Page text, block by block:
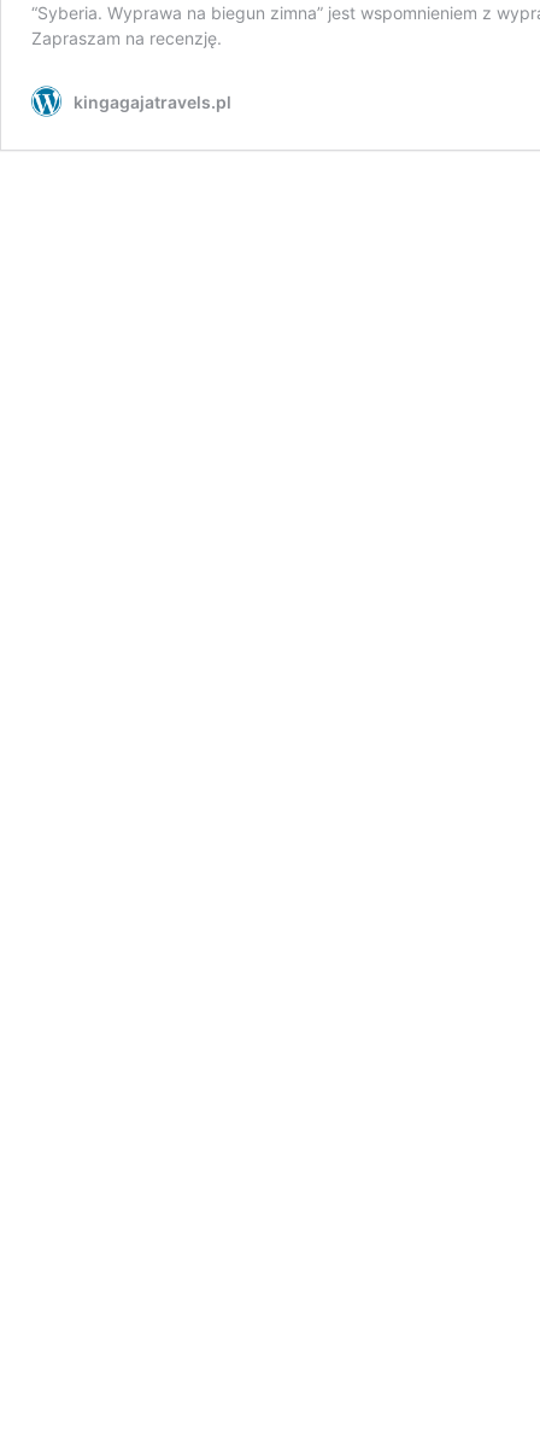
“Syberia. Wyprawa na biegun zimna” jest wspomnieniem z
Zapraszam na recenzję.
kingagajatravels.pl